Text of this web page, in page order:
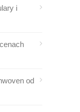
i
od